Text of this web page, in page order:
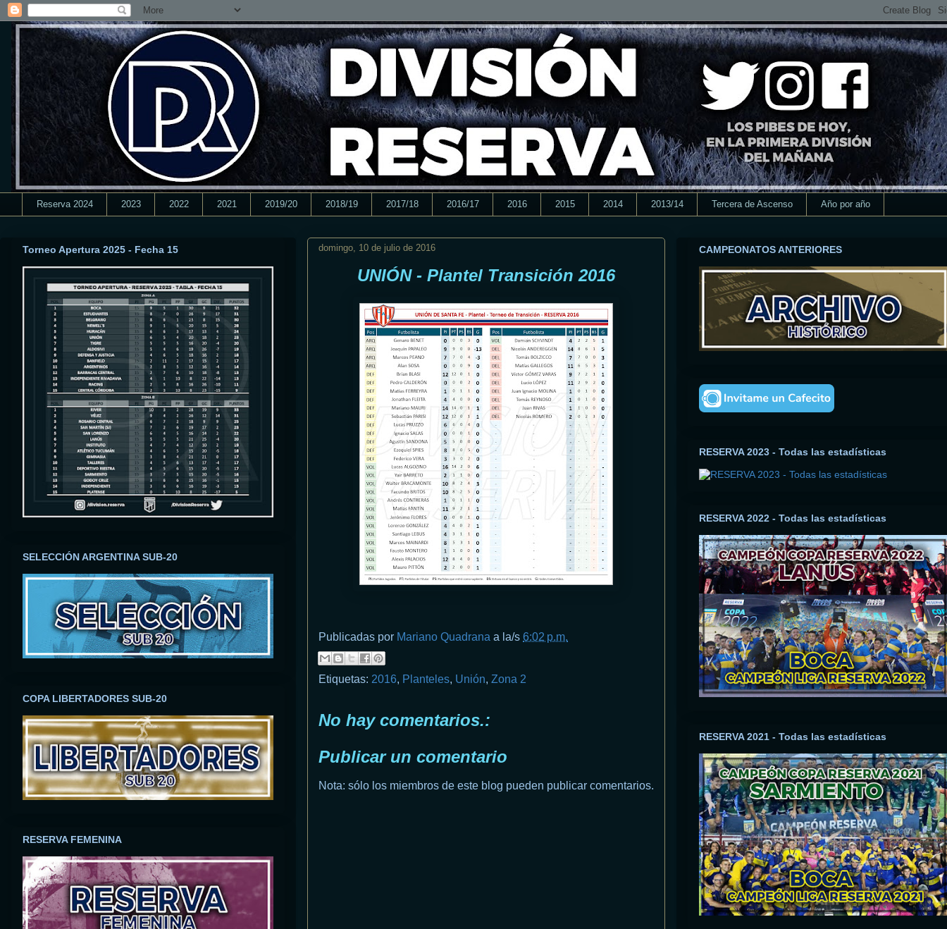
Reserva 2024 2023 2022 2021 2019/20 2018/19 2017/18 2016/17 2016 2015 2014 2013/14 Tercera de Ascenso Año por año
domingo, 10 de julio de 2016
UNIÓN - Plantel Transición 2016
Publicadas por Mariano Quadrana a la/s 6:02 p.m.
Etiquetas: 2016, Planteles, Unión, Zona 2
No hay comentarios.:
Publicar un comentario
Nota: sólo los miembros de este blog pueden publicar comentarios.
Torneo Apertura 2025 - Fecha 15
SELECCIÓN ARGENTINA SUB-20
COPA LIBERTADORES SUB-20
RESERVA FEMENINA
CAMPEONATOS ANTERIORES
RESERVA 2023 - Todas las estadísticas
RESERVA 2022 - Todas las estadísticas
RESERVA 2021 - Todas las estadísticas